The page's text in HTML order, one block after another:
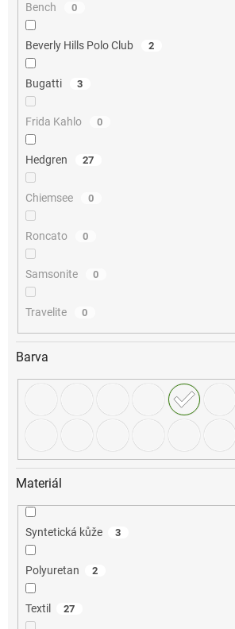
Bench 0
Beverly Hills Polo Club 2
Bugatti 3
Frida Kahlo 0
Hedgren 27
Chiemsee 0
Roncato 0
Samsonite 0
Travelite 0
Barva
Materiál
Syntetická kůže 3
Polyuretan 2
Textil 27